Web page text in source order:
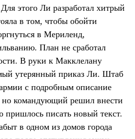
этого Ли разработал хитрый
в том, чтобы обойти
в Мериленд,
План не сработал
В руки к Макклелану
утерянный приказ Ли. Штаб
с подробным описание
но командующий решил внести
пришлось писать новый текст.
в одном из домов города